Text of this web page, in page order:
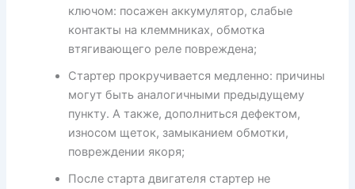
ключом: посажен аккумулятор, слабые
контакты на клеммниках, обмотка
втягивающего реле повреждена;
Стартер прокручивается медленно: причины
могут быть аналогичными предыдущему
пункту. А также, дополниться дефектом,
износом щеток, замыканием обмотки,
повреждении якоря;
После старта двигателя стартер не